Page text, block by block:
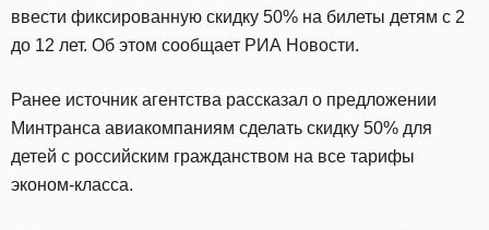
ввести фиксированную скидку 50% на билеты детям с 2
до 12 лет. Об этом сообщает РИА Новости.
Ранее источник агентства рассказал о предложении
Минтранса авиакомпаниям сделать скидку 50% для
детей с российским гражданством на все тарифы
эконом-класса.